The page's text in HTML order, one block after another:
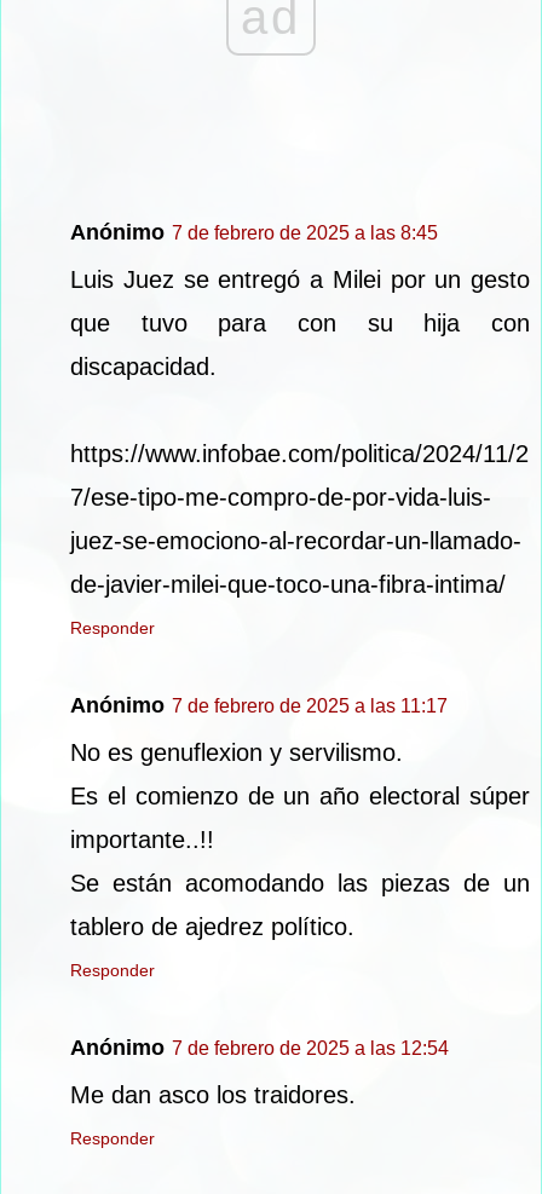
ad
Anónimo 7 de febrero de 2025 a las 8:45
Luis Juez se entregó a Milei por un gesto
que tuvo para con su hija con
discapacidad.
https://www.infobae.com/politica/2024/11/2
7/ese-tipo-me-compro-de-por-vida-luis-
juez-se-emociono-al-recordar-un-llamado-
de-javier-milei-que-toco-una-fibra-intima/
Responder
Anónimo 7 de febrero de 2025 a las 11:17
No es genuflexion y servilismo.
Es el comienzo de un año electoral súper
importante..!!
Se están acomodando las piezas de un
tablero de ajedrez político.
Responder
Anónimo 7 de febrero de 2025 a las 12:54
Me dan asco los traidores.
Responder